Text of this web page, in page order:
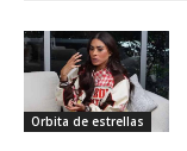
Orbita de estrellas